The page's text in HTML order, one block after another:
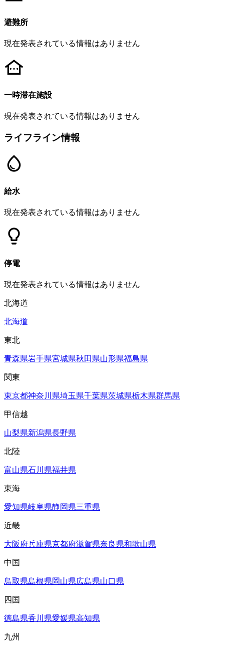
避難所
現在発表されている情報はありません
一時滞在施設
現在発表されている情報はありません
ライフライン情報
給水
現在発表されている情報はありません
停電
現在発表されている情報はありません
北海道
北海道
東北
青森県岩手県宮城県秋田県山形県福島県
関東
東京都神奈川県埼玉県千葉県茨城県栃木県群馬県
甲信越
山梨県新潟県長野県
北陸
富山県石川県福井県
東海
愛知県岐阜県静岡県三重県
近畿
大阪府兵庫県京都府滋賀県奈良県和歌山県
中国
鳥取県島根県岡山県広島県山口県
四国
徳島県香川県愛媛県高知県
九州